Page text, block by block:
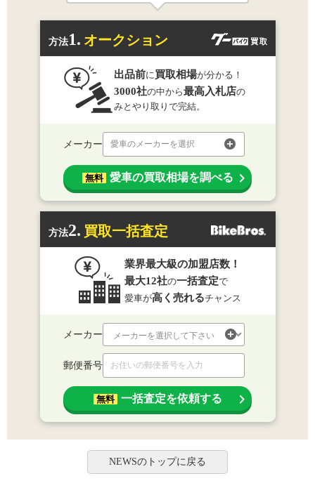
方法1. オークション
出品前に買取相場が分かる！
3000社の中から最高入札店の
みとやり取りで完結。
メーカー 愛車のメーカーを選択
無料 愛車の買取相場を調べる
方法2. 買取一括査定
業界最大級の加盟店数！
最大12社の一括査定で
愛車が高く売れるチャンス
メーカー
郵便番号
無料 一括査定を依頼する
NEWSのトップに戻る